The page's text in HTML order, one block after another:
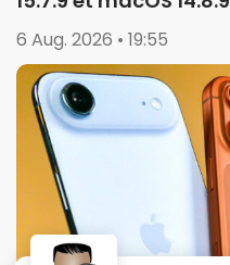
6 Aug. 2026 • 19:55